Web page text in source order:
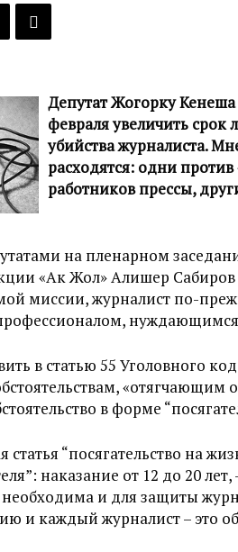
Депутат Жогорку
февраля увеличить срок
убийства журналиста.
расходятся: одни против
работников прессы,
на пленарном
«Ак Жол» Алишер Сабиров
миссии, журналист по-
нуждающимся
в статью 55 Уголовного
«отягчающим
в форме
статья “посягательство на
наказание от 12 до 20 лет,
и для защиты
и каждый журналист – это